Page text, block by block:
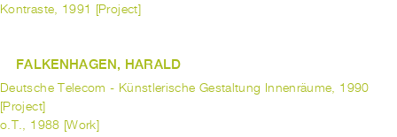
Kontraste, 1991 [Project]
FALKENHAGEN, HARALD
Deutsche Telecom - Künstlerische Gestaltung Innenräume, 1990
[Project]
o.T., 1988 [Work]